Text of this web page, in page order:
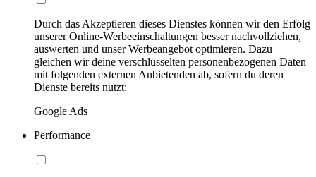
Durch das Akzeptieren dieses Dienstes können wir den Erfolg
unserer Online-Werbeeinschaltungen besser nachvollziehen,
auswerten und unser Werbeangebot optimieren. Dazu
gleichen wir deine verschlüsselten personenbezogenen Daten
mit folgenden externen Anbietenden ab, sofern du deren
Dienste bereits nutzt:
Google Ads
Performance